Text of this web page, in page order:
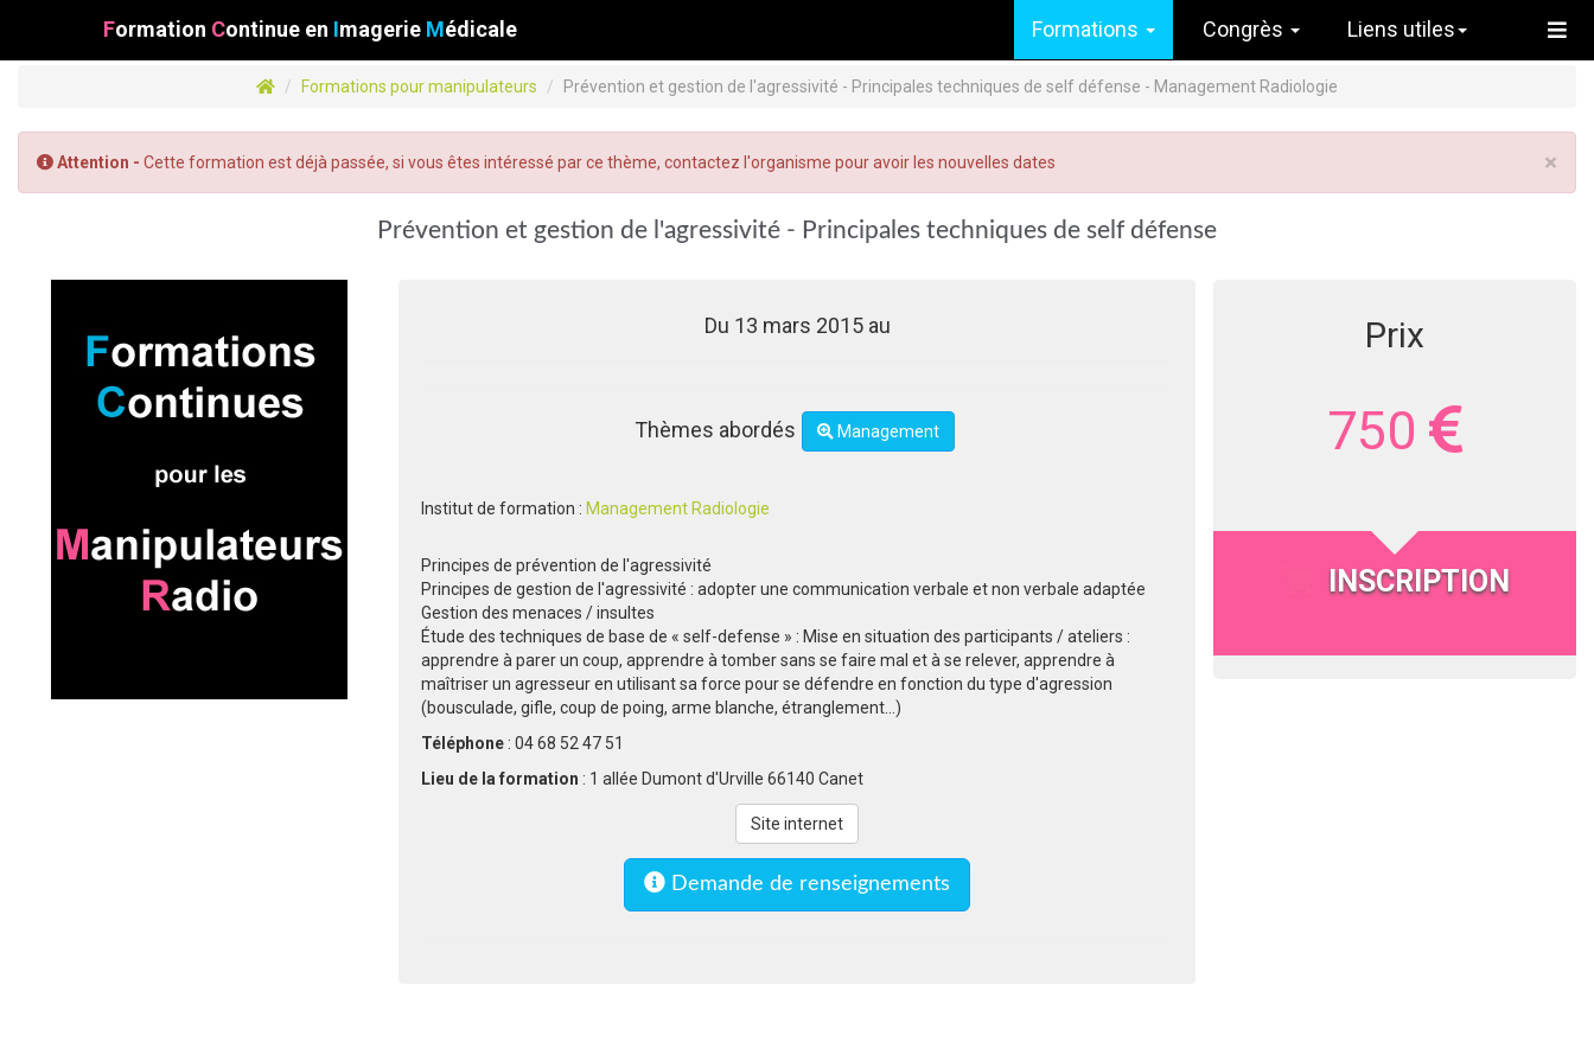
Formation Continue en Imagerie Médicale Formations Congrès Liens utiles
Formations pour manipulateurs Prévention et gestion de l'agressivité - Principales techniques de self défense - Management Radiologie
×
Attention - Cette formation est déjà passée, si vous êtes intéressé par ce thème, contactez l'organisme pour avoir les nouvelles dates
Prévention et gestion de l'agressivité - Principales techniques de self défense
Du 13 mars 2015 au
Thèmes abordés Management
Institut de formation : Management Radiologie
Principes de prévention de l'agressivité
Principes de gestion de l'agressivité : adopter une communication verbale et non verbale adaptée
Gestion des menaces / insultes
Étude des techniques de base de « self-defense » : Mise en situation des participants / ateliers :
apprendre à parer un coup, apprendre à tomber sans se faire mal et à se relever, apprendre à
maîtriser un agresseur en utilisant sa force pour se défendre en fonction du type d'agression
(bousculade, gifle, coup de poing, arme blanche, étranglement...)
Téléphone : 04 68 52 47 51
Lieu de la formation : 1 allée Dumont d'Urville 66140 Canet
Site internet
Demande de renseignements
Prix
750
INSCRIPTION